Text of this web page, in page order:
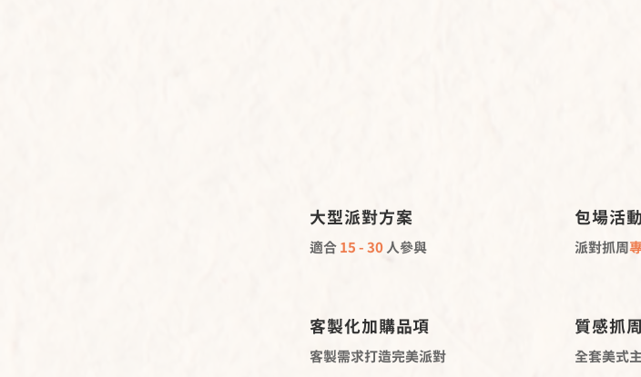
大型派對方案
適合 15 - 30人參與
包場活
派對抓周
客製化加購品項
客製需求打造完美派對
質感抓
全套美式